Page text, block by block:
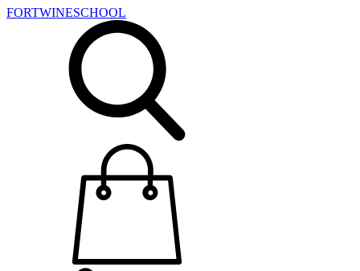
FORTWINESCHOOL